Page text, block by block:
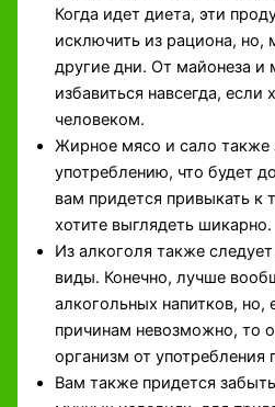
Когда идет диета, эти
исключить из рациона,
другие дни. От майонеза и
избавиться навсегда,
человеком.
Жирное мясо и сало также
употреблению, что будет
вам придется привыкать к
хотите выглядеть шикарно.
Из алкоголя также
виды. Конечно, лучше
алкогольных напитков, но,
причинам невозможно, то
организм от употребления
Вам также придется